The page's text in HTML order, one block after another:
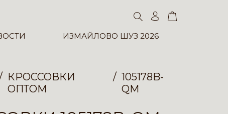
ИЗМАЙЛОВО ШУЗ 2026
КРОССОВКИ
ОПТОМ
105178B-
QM